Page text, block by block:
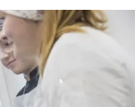
und Schülern
digitalen